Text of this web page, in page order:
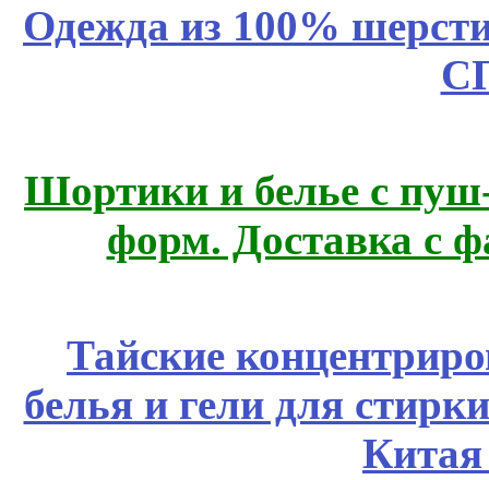
Одежда из 100%
Шортики и белье с
форм. Доставка с
Тайские
белья и гели для